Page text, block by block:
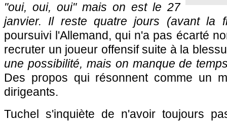
"oui, oui, oui" mais on est le 27
janvier. Il reste quatre jours (avant la
poursuivi l'Allemand, qui n'a pas écarté
recruter un joueur offensif suite à la
une possibilité, mais on manque de
Des propos qui résonnent comme un
dirigeants.
Tuchel s'inquiète de n'avoir toujours